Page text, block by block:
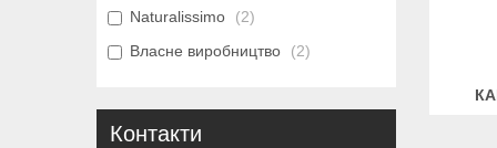
Naturalissimo
2
Власне виробництво
2
Контакти